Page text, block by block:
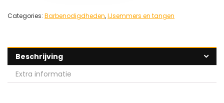
Categories: Barbenodigdheden,IJsemmers en tangen
Beschrijving
Extra informatie